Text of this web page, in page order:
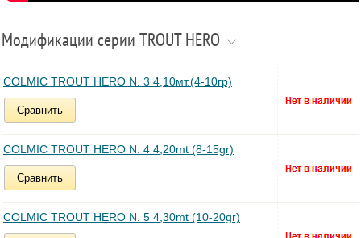
Модификации серии TROUT HERO
COLMIC TROUT HERO N. 3 4,10мт.(4-10гр)
Сравнить
COLMIC TROUT HERO N. 4 4,20mt (8-15gr)
Сравнить
COLMIC TROUT HERO N. 5 4,30mt (10-20gr)